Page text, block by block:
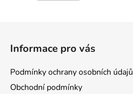
Informace pro vás
Podmínky ochrany osobních údajů
Obchodní podmínky